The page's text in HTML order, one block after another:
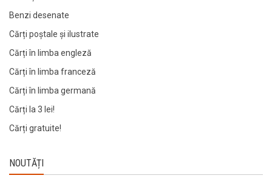
Benzi desenate
Cărți poștale și ilustrate
Cărți în limba engleză
Cărți în limba franceză
Cărți în limba germană
Cărți la 3 lei!
Cărți gratuite!
NOUTĂȚI